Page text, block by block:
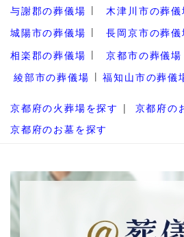
与謝郡の葬儀場
木津川市の葬儀
城陽市の葬儀場
長岡京市の葬儀
相楽郡の葬儀場
京都市の葬儀場
綾部市の葬儀場
福知山市の葬儀
京都府の火葬場を探す
京都府の
京都府のお墓を探す